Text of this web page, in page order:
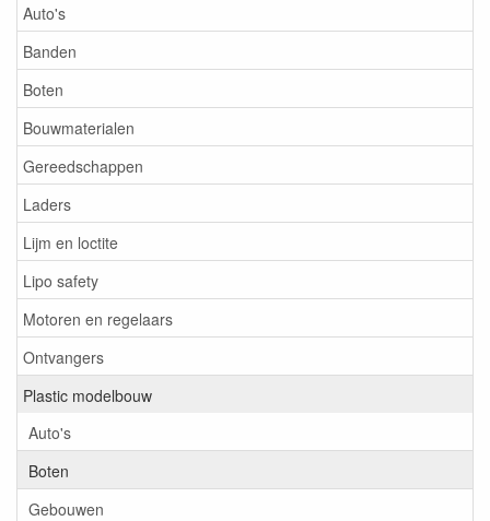
Auto's
Banden
Boten
Bouwmaterialen
Gereedschappen
Laders
Lijm en loctite
Lipo safety
Motoren en regelaars
Ontvangers
Plastic modelbouw
Auto's
Boten
Gebouwen